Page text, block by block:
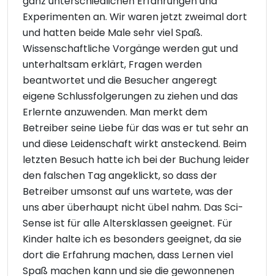
Experimenten an. Wir waren jetzt zweimal dort
und hatten beide Male sehr viel Spaß.
Wissenschaftliche Vorgänge werden gut und
unterhaltsam erklärt, Fragen werden
beantwortet und die Besucher angeregt
eigene Schlussfolgerungen zu ziehen und das
Erlernte anzuwenden. Man merkt dem
Betreiber seine Liebe für das was er tut sehr an
und diese Leidenschaft wirkt ansteckend. Beim
letzten Besuch hatte ich bei der Buchung leider
den falschen Tag angeklickt, so dass der
Betreiber umsonst auf uns wartete, was der
uns aber überhaupt nicht übel nahm. Das Sci-
Sense ist für alle Altersklassen geeignet. Für
Kinder halte ich es besonders geeignet, da sie
dort die Erfahrung machen, dass Lernen viel
Spaß machen kann und sie die gewonnenen